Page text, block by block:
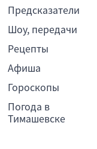
Предсказатели
Шоу, передачи
Рецепты
Афиша
Гороскопы
Погода в
Тимашевске